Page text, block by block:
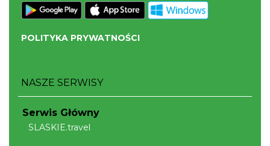
POLITYKA PRYWATNOŚCI
NASZE SERWISY
Serwis Główny
SLASKIE.travel